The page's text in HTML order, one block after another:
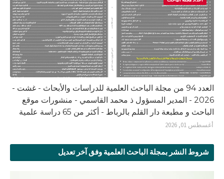
العدد 94 من مجلة الباحث العلمية للدراسات والأبحاث - غشت -
2026 - المدير المسؤول ذ محمد القاسمي - منشورات موقع
الباحث و مطبعة دار القلم بالرباط - أكثر من 65 دراسة علمية
أغسطس 01, 2026
شروط النشر بمجلة الباحث العلمية وفق آخر تعديل